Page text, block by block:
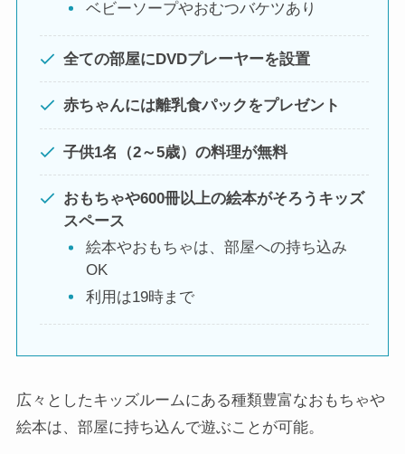
ベビーソープやおむつバケツあり
全ての部屋にDVDプレーヤーを設置
赤ちゃんには離乳食パックをプレゼント
子供1名（2～5歳）の料理が無料
おもちゃや600冊以上の絵本がそろうキッズ
スペース
絵本やおもちゃは、部屋への持ち込み
OK
利用は19時まで
広々としたキッズルームにある種類豊富なおもちゃや
絵本は、部屋に持ち込んで遊ぶことが可能。